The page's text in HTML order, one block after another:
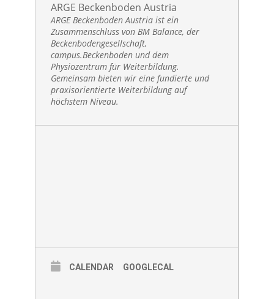
ARGE Beckenboden Austria
ARGE Beckenboden Austria ist ein
Zusammenschluss von BM Balance, der
Beckenbodengesellschaft,
campus.Beckenboden und dem
Physiozentrum für Weiterbildung.
Gemeinsam bieten wir eine fundierte und
praxisorientierte Weiterbildung auf
höchstem Niveau.
CALENDAR GOOGLECAL